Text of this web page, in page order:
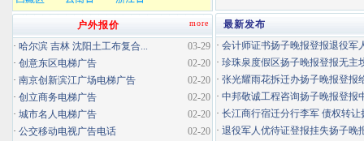
最新发布
· 会计师证书扬子晚报登报退役军
· 珍珠泉度假区扬子晚报登报无主
· 张光耀雨花拆迁办扬子晚报登报
· 中邦敬诚工程咨询扬子晚报登报
· 长江商行宿迁分行李军 债权转让
· 退役军人优待证登报挂失扬子晚
more
户外报价
03-29
· 哈尔滨 吉林 沈阳土工布复合...
02-20
· 创意东区电梯广告
02-20
· 南京创新滨江广场电梯广告
02-20
· 创立商务电梯广告
02-20
· 城市名人电梯广告
02-20
· 公交移动电视广告电话